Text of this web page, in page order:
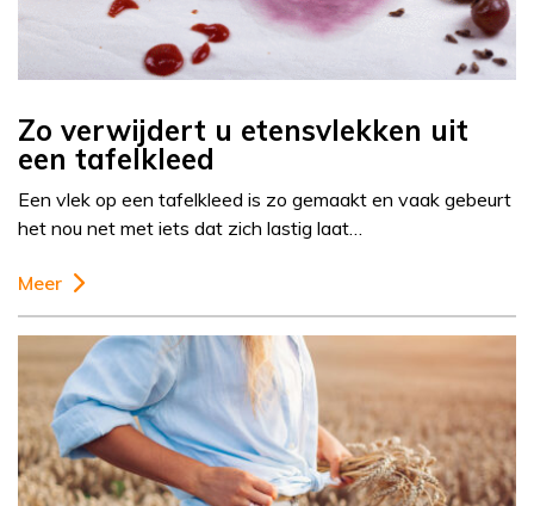
Zo verwijdert u etensvlekken uit
een tafelkleed
Een vlek op een tafelkleed is zo gemaakt en vaak gebeurt
het nou net met iets dat zich lastig laat…
Meer